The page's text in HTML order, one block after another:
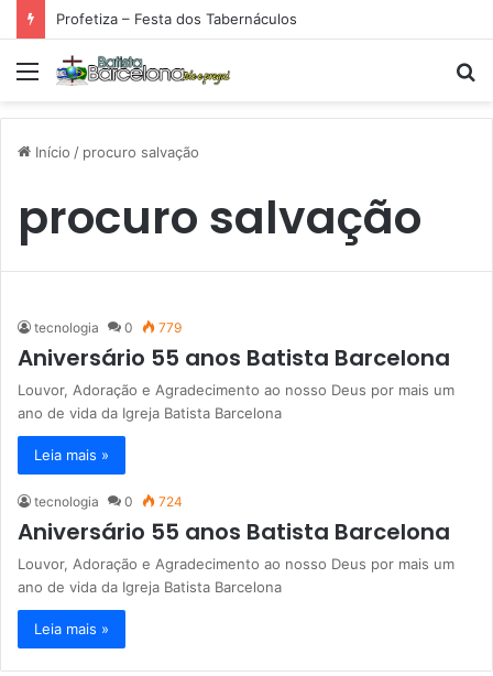
Profetiza – Festa dos Tabernáculos
Menu
Início / procuro salvação
procuro salvação
tecnologia 0 779
Aniversário 55 anos Batista Barcelona
Louvor, Adoração e Agradecimento ao nosso Deus por mais um
ano de vida da Igreja Batista Barcelona
Leia mais »
tecnologia 0 724
Aniversário 55 anos Batista Barcelona
Louvor, Adoração e Agradecimento ao nosso Deus por mais um
ano de vida da Igreja Batista Barcelona
Leia mais »